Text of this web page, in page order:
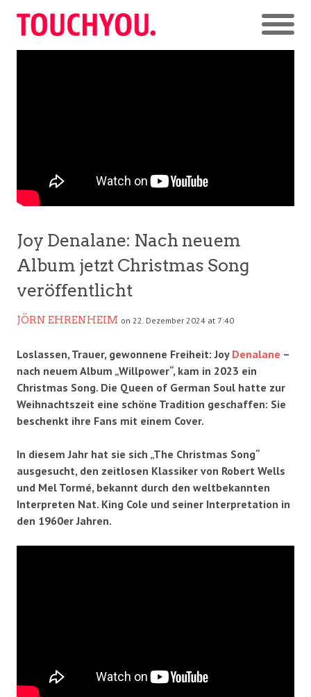
Joy Denalane: Nach neuem
Album jetzt Christmas Song
veröffentlicht
JÖRN EHRENHEIM on 22. Dezember 2024 at 7:40
Loslassen, Trauer, gewonnene Freiheit: Joy Denalane –
nach neuem Album „Willpower“, kam in 2023 ein
Christmas Song. Die Queen of German Soul hatte zur
Weihnachtszeit eine schöne Tradition geschaffen: Sie
beschenkt ihre Fans mit einem Cover.
In diesem Jahr hat sie sich „The Christmas Song“
ausgesucht, den zeitlosen Klassiker von Robert Wells
und Mel Tormé, bekannt durch den weltbekannten
Interpreten Nat. King Cole und seiner Interpretation in
den 1960er Jahren.